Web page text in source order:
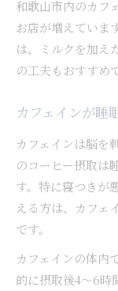
和歌山市内のカフ
お店が増えていま
は、ミルクを加え
の工夫もおすすめ
カフェインが睡
カフェインは脳を
のコーヒー摂取は
す。特に寝つきが
える方は、カフェ
です。
カフェインの体内
的に摂取後4〜6時